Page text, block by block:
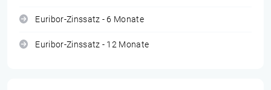
Euribor-Zinssatz - 6 Monate
Euribor-Zinssatz - 12 Monate